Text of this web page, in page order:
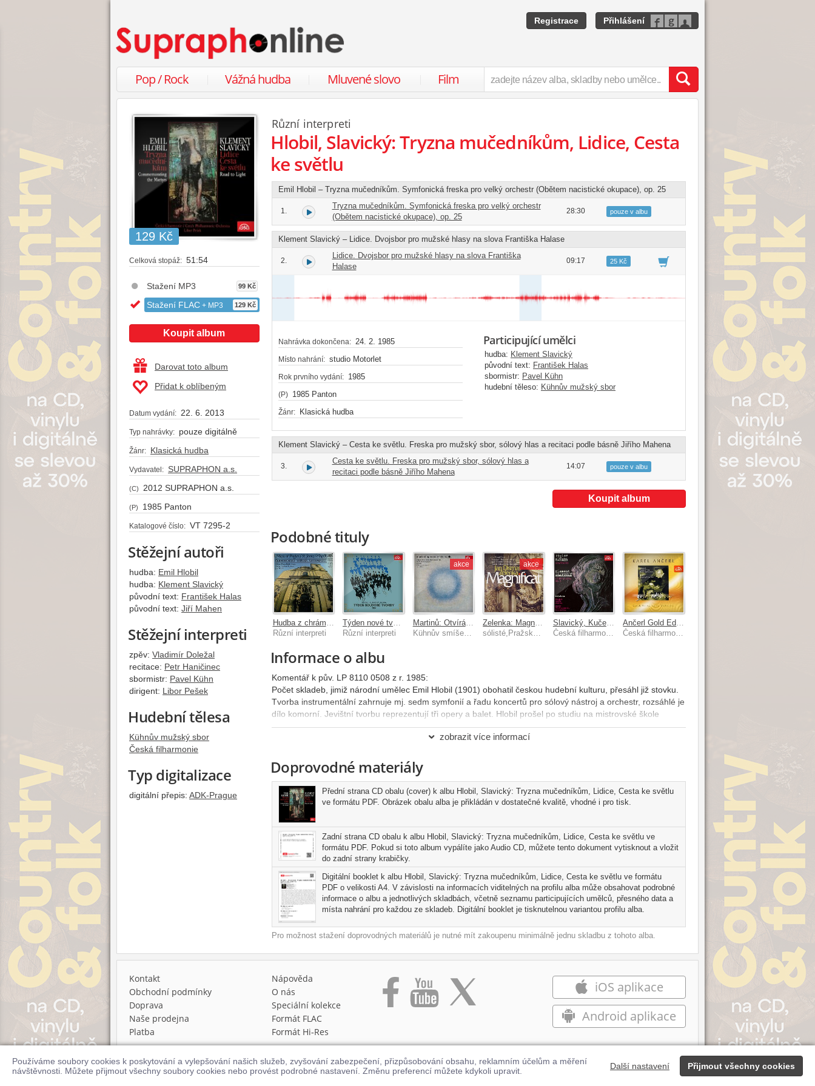
Další nastavení Přijmout všechny cookies
Používáme soubory cookies k poskytování a vylepšování našich služeb, zvyšování zabezpečení, přizpůsobování obsahu, reklamním účelům a měření
návštěvnosti. Můžete přijmout všechny soubory cookies nebo provést podrobné nastavení. Změnu preferencí můžete kdykoli upravit.
Registrace Přihlášení
Pop / Rock Vážná hudba Mluvené slovo Film
129 Kč
Celková stopáž: 51:54
Stažení MP3 99 Kč
Stažení FLAC + MP3 129 Kč
Koupit album
Darovat toto album
Přidat k oblíbeným
Datum vydání: 22. 6. 2013
Typ nahrávky: pouze digitálně
Žánr: Klasická hudba
Vydavatel: SUPRAPHON a.s.
(C) 2012 SUPRAPHON a.s.
(P) 1985 Panton
Katalogové číslo: VT 7295-2
Stěžejní autoři
hudba: Emil Hlobil
hudba: Klement Slavický
původní text: František Halas
původní text: Jiří Mahen
Stěžejní interpreti
zpěv: Vladimír Doležal
recitace: Petr Haničinec
sbormistr: Pavel Kühn
dirigent: Libor Pešek
Hudební tělesa
Kühnův mužský sbor
Česká filharmonie
Typ digitalizace
digitální přepis: ADK-Prague
Různí interpreti
Hlobil, Slavický: Tryzna mučedníkům, Lidice, Cesta
ke světlu
Emil Hlobil – Tryzna mučedníkům. Symfonická freska pro velký orchestr (Obětem nacistické okupace), op. 25
1.
Tryzna mučedníkům. Symfonická freska pro velký orchestr
(Obětem nacistické okupace), op. 25
28:30 pouze v albu
Klement Slavický – Lidice. Dvojsbor pro mužské hlasy na slova Františka Halase
2.
Lidice. Dvojsbor pro mužské hlasy na slova Františka
Halase
09:17 25 Kč
Nahrávka dokončena: 24. 2. 1985
Místo nahrání: studio Motorlet
Rok prvního vydání: 1985
(P) 1985 Panton
Žánr: Klasická hudba
Participující umělci
hudba: Klement Slavický
původní text: František Halas
sbormistr: Pavel Kühn
hudební těleso: Kühnův mužský sbor
Klement Slavický – Cesta ke světlu. Freska pro mužský sbor, sólový hlas a recitaci podle básně Jiřího Mahena
3.
Cesta ke světlu. Freska pro mužský sbor, sólový hlas a
recitaci podle básně Jiřího Mahena
14:07 pouze v albu
Koupit album
Podobné tituly
Různí interpreti
Různí interpreti
akce
Martinů: Otvírání studánek, Legenda z dýmu bramborové nati, Mikeš z hor
Kühnův smíšený sbor, Pavel Kühn
akce
Slavický, Kučera: Symfonieta č. 3, Spartakus
Česká filharmonie, Libor Pešek
Informace o albu
Komentář k pův. LP 8110 0508 z r. 1985:
Počet skladeb, jimiž národní umělec Emil Hlobil (1901) obohatil českou hudební kulturu, přesáhl již stovku.
Tvorba instrumentální zahrnuje mj. sedm symfonií a řadu koncertů pro sólový nástroj a orchestr, rozsáhlé je
dílo komorní. Jevištní tvorbu reprezentují tři opery a balet. Hlobil prošel po studiu na mistrovské škole
pražské konzervatoře u Josefa Suka vlivy konstruktivismu a motorismu, v dobách druhé světové války jeho
výraz zvroucněl a stal se rozmanitějším. "Tryzna mučedníkům" je jeho reprezentativním dílem z toho
věnována památce těch, kdo bojovali beze zbraně a přinesli největší oběť - život. Rozměrná jednovětá
skladba má charakter symfonické fresky, ba celé symfonie. Pomalé krajní části, smutečního a katartického
charakteru, obklopují část střední, zápasivou bojovým napětím. Skladba měla premiéru na koncertech
České filharmonie 22. a 23. 11 1945.
Zasloužilý umělec Klement Slavický (1910) pochází z moravského muzikantského rodu. Studia skladby
dovršil na mistrovské škole pražské konzervatoře u Josefa Suka. Jeho dílo zahrnuje mj. orchestrální
Moravské taneční fantazie, Rapsodické variace, čtyři symfoniety a četná díla komorní. Vokální hudba je
reprezentována mj. díly "Zpěv rodné země" pro tenor a klavír a cyklem smíšených sborů Madrigaly na slova
lidové poezie. Dvojsbor pro mužské hlasy na slova Františka Halase "Lidice" vznikl v r. 1945 a nese dedikaci
"Památce lidických mučedníků". Jde o velký a vypjatý hudební obraz, naplněný bolestí a soucitem i
dramatickým vzruchem, hněvem a vědomím spravedlivé odplaty. Skladbu provedlo poprvé Pěvecké
sdružení pražských učitelů se sbormistrem Janem Kasalem 3. 2. 1961. Dramatická freska "Cesta ke světlu"
vznikla v r. 1980 na báseň Jiřího Mahena, která skladatele zaujala svým humanistickým zaměřením a
obsahem. Mohutně vygradované dílo se klene od atmosféry zlověstným tichem naplněné temné noci a v ní
opuštěného trpícího člověka přes chvíle rostoucích pochyb i hlasů útěšných až k závěrečnému pozitivnímu
mužskou složkou Kühnova smíšeného sboru se sólisty Vladimírem Doležalem (tenor) a Petrem Haničincem
Jan Ledeč
zobrazit více informací
Doprovodné materiály
Přední strana CD obalu (cover) k albu Hlobil, Slavický: Tryzna mučedníkům, Lidice, Cesta ke světlu
ve formátu PDF. Obrázek obalu alba je přikládán v dostatečné kvalitě, vhodné i pro tisk.
Zadní strana CD obalu k albu Hlobil, Slavický: Tryzna mučedníkům, Lidice, Cesta ke světlu ve
formátu PDF. Pokud si toto album vypálíte jako Audio CD, můžete tento dokument vytisknout a vložit
do zadní strany krabičky.
Digitální booklet k albu Hlobil, Slavický: Tryzna mučedníkům, Lidice, Cesta ke světlu ve formátu
PDF o velikosti A4. V závislosti na informacích viditelných na profilu alba může obsahovat podrobné
informace o albu a jednotlivých skladbách, včetně seznamu participujících umělců, přesného data a
místa nahrání pro každou ze skladeb. Digitální booklet je tisknutelnou variantou profilu alba.
Pro možnost stažení doprovodných materiálů je nutné mít zakoupenu minimálně jednu skladbu z tohoto alba.
Kontakt
Obchodní podmínky
Doprava
Naše prodejna
Platba
Nápověda
O nás
Speciální kolekce
Formát FLAC
Formát Hi‑Res
iOS aplikace
Android aplikace
© 2026 Supraphonline.cz